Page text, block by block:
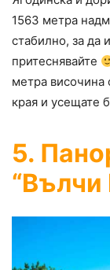
1563 метра
стабилно, за да
притеснявайте
метра височина
края и усещате
5.